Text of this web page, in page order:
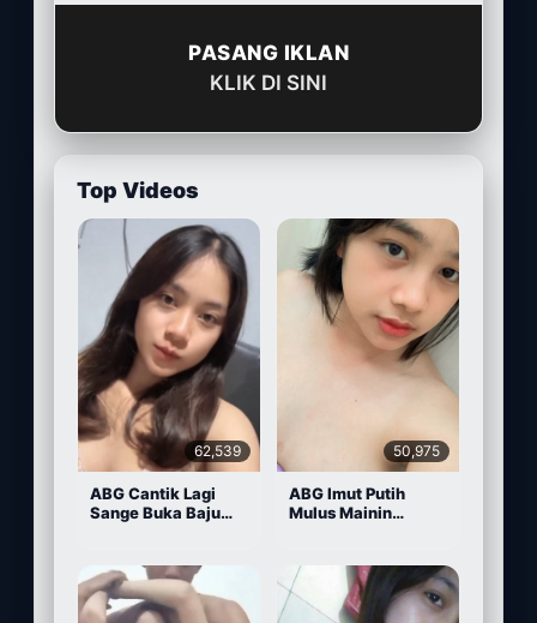
PASANG IKLAN
KLIK DI SINI
Top Videos
62,539
ABG Cantik Lagi
Sange Buka Baju
50,975
ABG Imut Putih
Mulus Mainin